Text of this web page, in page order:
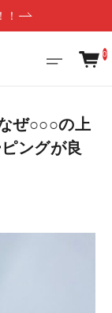
0
ぜ○○○の上
ングが良